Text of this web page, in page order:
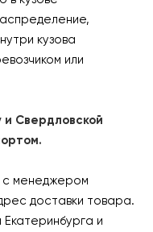
кузова
или
и Свердловской
с менеджером
доставки товара.
и